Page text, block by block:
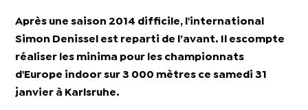
Après une saison 2014 difficile, l'international
Simon Denissel est reparti de l’avant. Il escompte
réaliser les minima pour les championnats
d'Europe indoor sur 3 000 mètres ce samedi 31
janvier à Karlsruhe.